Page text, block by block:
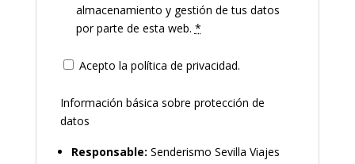
almacenamiento y gestión de tus datos
por parte de esta web. *
Acepto la política de privacidad.
Información básica sobre protección de
datos
Responsable: Senderismo Sevilla Viajes